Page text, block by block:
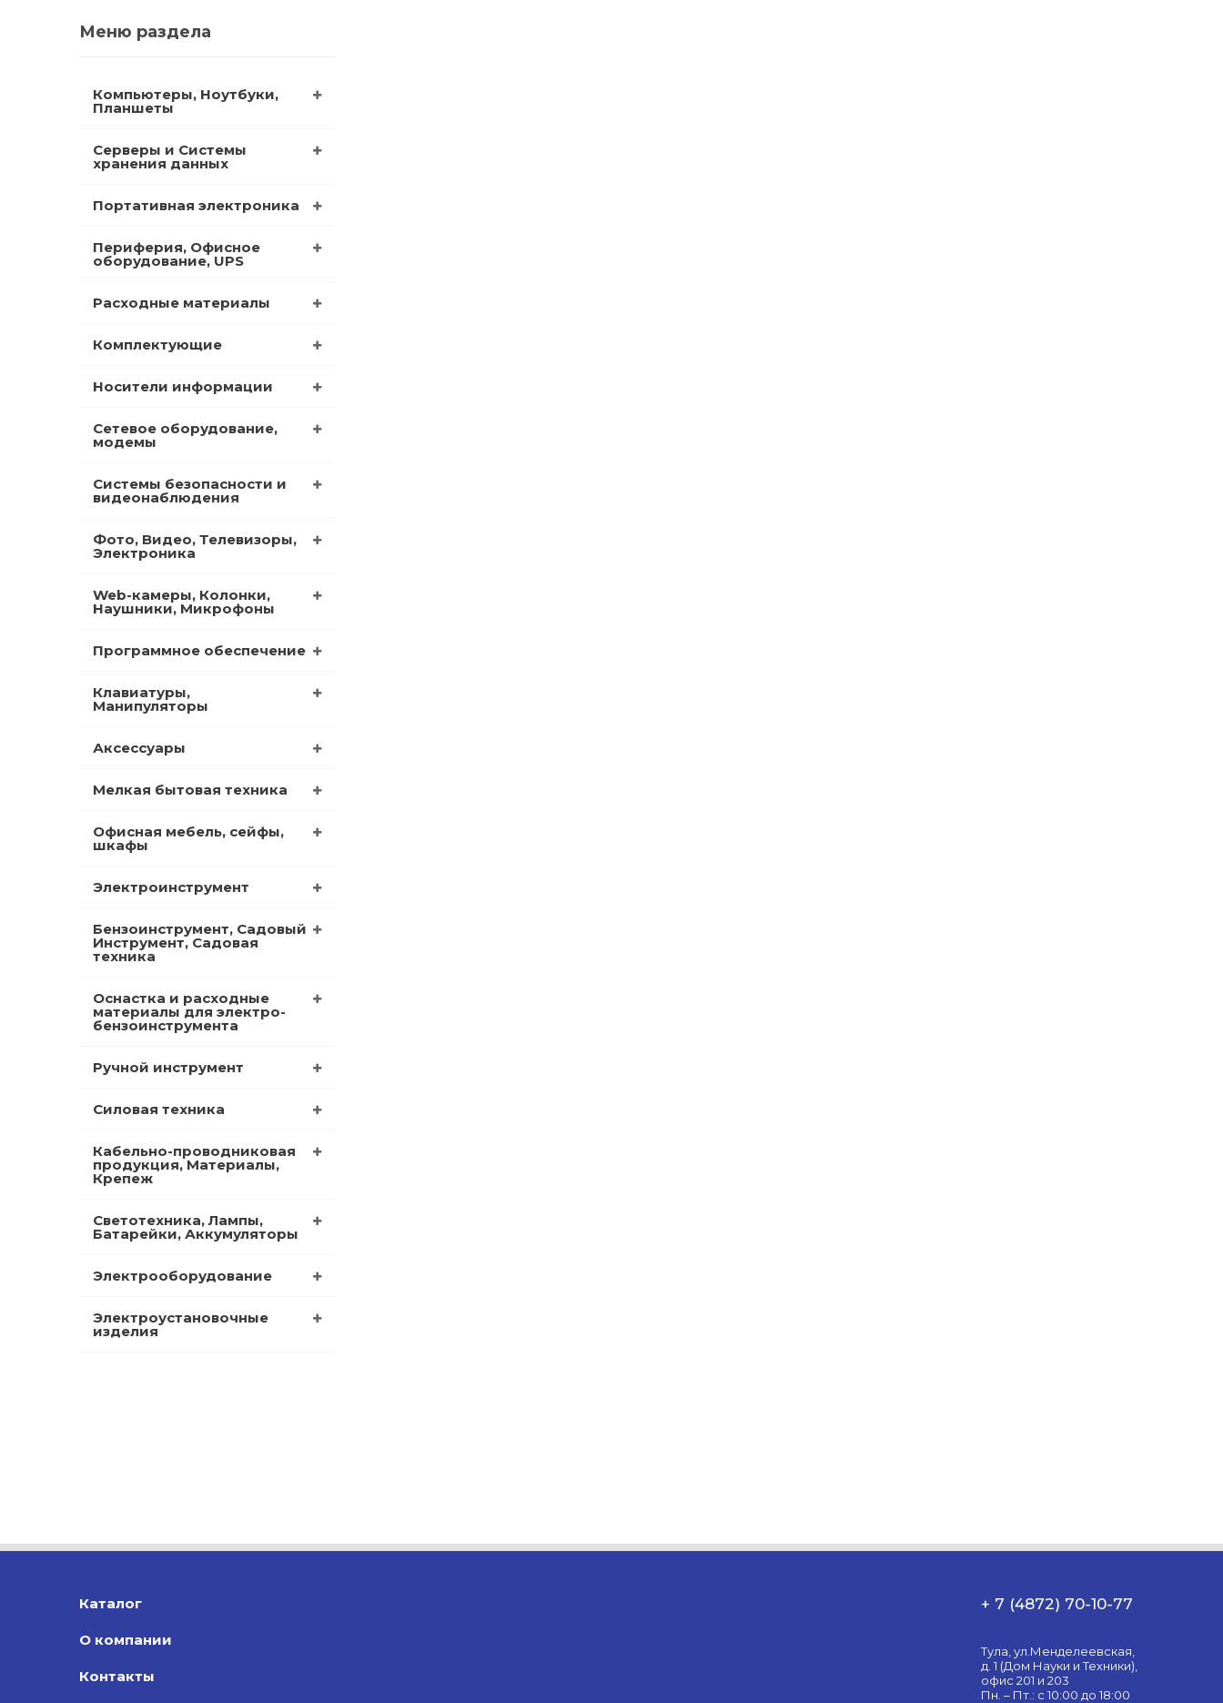
Меню раздела
Компьютеры, Ноутбуки,
Планшеты
Серверы и Системы
хранения данных
Портативная электроника
Периферия, Офисное
оборудование, UPS
Расходные материалы
Комплектующие
Носители информации
Сетевое оборудование,
модемы
Системы безопасности и
видеонаблюдения
Фото, Видео, Телевизоры,
Электроника
Web-камеры, Колонки,
Наушники, Микрофоны
Программное обеспечение
Клавиатуры,
Манипуляторы
Аксессуары
Мелкая бытовая техника
Офисная мебель, сейфы,
шкафы
Электроинструмент
Бензоинструмент, Садовый
Инструмент, Садовая
техника
Оснастка и расходные
материалы для электро-
бензоинструмента
Ручной инструмент
Силовая техника
Кабельно-проводниковая
продукция, Материалы,
Крепеж
Светотехника, Лампы,
Батарейки, Аккумуляторы
Электрооборудование
Электроустановочные
изделия
Каталог
О компании
Контакты
+ 7 (4872) 70-10-77
Тула, ул.Менделеевская,
д. 1 (Дом Науки и Техники),
офис 201 и 203
Пн. – Пт.: с 10:00 до 18:00